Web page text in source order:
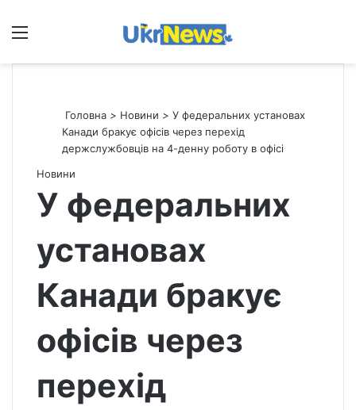
Меню
Головна > Новини > У федеральних установах
Канади бракує офісів через перехід
держслужбовців на 4-денну роботу в офісі
Новини
У федеральних
установах
Канади бракує
офісів через
перехід